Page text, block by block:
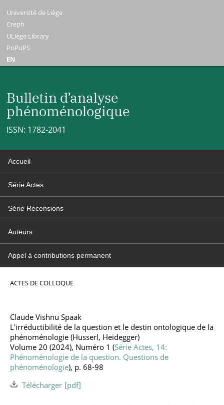
Université de Liège
Creph
ULiège Library
PoPuPS
EN
Bulletin d’analyse
phénoménologique
ISSN: 1782-2041
Accueil
Série Actes
Série Recensions
Auteurs
Appel à contributions permanent
ACTES DE COLLOQUE
Claude Vishnu Spaak
L'irréductibilité de la question et le destin ontologique de la
phénoménologie (Husserl, Heidegger)
Volume 20 (2024), Numéro 1 (Série Actes, 14:
Phénoménologie de la question. Questions de
phénoménologie), p. 68-98
Télécharger